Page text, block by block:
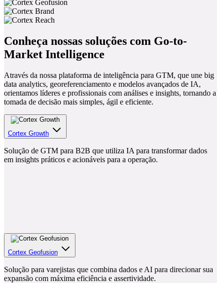
Conheça nossas soluções com Go-to-
Market Intelligence
Através da nossa plataforma de inteligência para GTM, que une big
orientamos líderes e profissionais com análises e insights, tornando a
tomada de decisão mais simples, ágil e eficiente.
Cortex Growth
Solução de GTM para B2B que utiliza IA para transformar dados
Cortex Geofusion
Solução para varejistas que combina dados e AI para direcionar sua